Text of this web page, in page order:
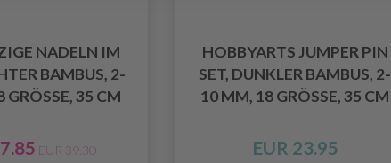
NADELN IM
BAMBUS, 2-
GRÖSSE, 35 CM
EUR 39.30
HOBBYARTS JUMPER PIN
SET, DUNKLER BAMBUS, 2-
10 MM, 18 GRÖSSE, 35 CM
EUR 23.95